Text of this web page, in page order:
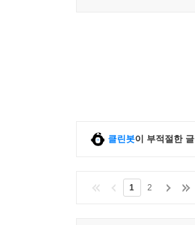
클린봇이 부적절한
1 2